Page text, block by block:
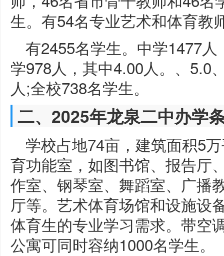
生。有54名专业艺术和体育教
有2455名学生。中学1477
学978人，其中4.00人。、5.0
人;全校738名学生。
二、2025年龙泉二中办学
学校占地74亩，建筑面积5
育功能室，如图书馆、报告厅
作室、钢琴室、舞蹈室、广播
厅等。艺术体育场馆和设施设
体育生的专业学习需求。带空
公寓可同时容纳1000名学生。